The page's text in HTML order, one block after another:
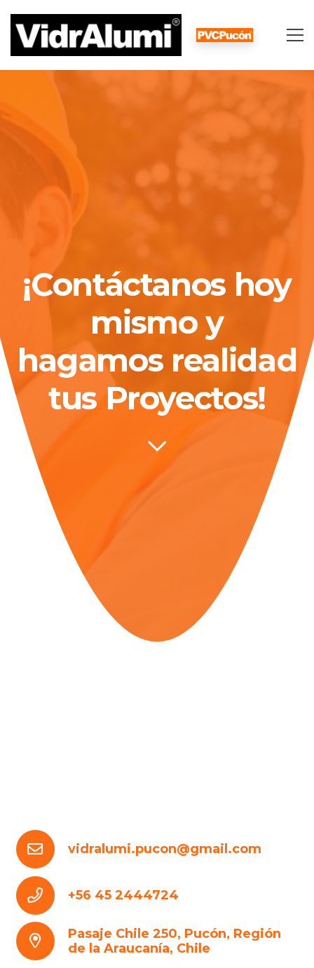
¡Contáctanos hoy
mismo y
hagamos realidad
tus Proyectos!
vidralumi.pucon@gmail.com
+56 45 2444724
Pasaje Chile 250, Pucón, Región
de la Araucanía, Chile